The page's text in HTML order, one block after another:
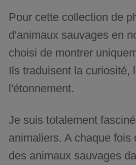
Pour cette collection de
d'animaux sauvages en
choisi de montrer
Ils traduisent la curiosité,
l'étonnement.
Je suis totalement
animaliers. A chaque fois
des animaux sauvages